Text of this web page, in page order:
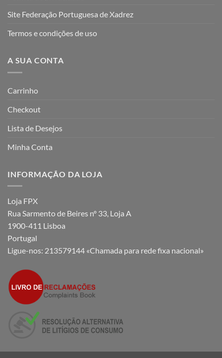
Site Federação Portuguesa de Xadrez
Termos e condições de uso
A SUA CONTA
Carrinho
Checkout
Lista de Desejos
Minha Conta
INFORMAÇÃO DA LOJA
Loja FPX
Rua Sarmento de Beires nº 33, Loja A
1900-411 Lisboa
Portugal
Ligue-nos: 213579144 «Chamada para rede fixa nacional»